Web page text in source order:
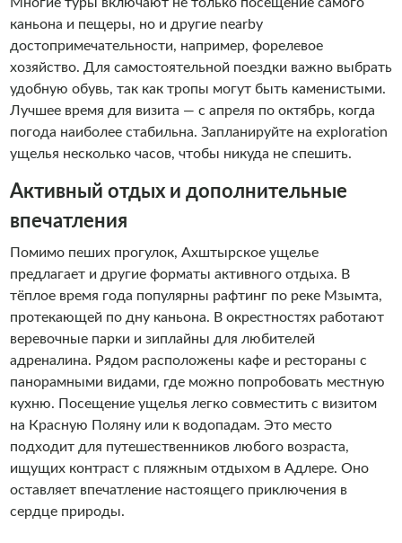
каньона и пещеры, но и другие nearby
достопримечательности, например, форелевое
хозяйство. Для самостоятельной поездки важно выбрать
удобную обувь, так как тропы могут быть каменистыми.
Лучшее время для визита — с апреля по октябрь, когда
погода наиболее стабильна. Запланируйте на exploration
ущелья несколько часов, чтобы никуда не спешить.
Активный отдых и дополнительные
впечатления
Помимо пеших прогулок, Ахштырское ущелье
предлагает и другие форматы активного отдыха. В
тёплое время года популярны рафтинг по реке Мзымта,
протекающей по дну каньона. В окрестностях работают
веревочные парки и зиплайны для любителей
адреналина. Рядом расположены кафе и рестораны с
панорамными видами, где можно попробовать местную
кухню. Посещение ущелья легко совместить с визитом
на Красную Поляну или к водопадам. Это место
подходит для путешественников любого возраста,
ищущих контраст с пляжным отдыхом в Адлере. Оно
оставляет впечатление настоящего приключения в
сердце природы.